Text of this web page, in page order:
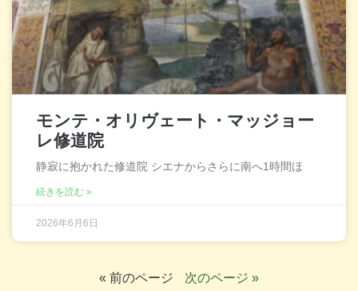
モンテ・オリヴェート・マッジョー
レ修道院
静寂に抱かれた修道院 シエナからさらに南へ1時間ほ
続きを読む »
2026年6月6日
« 前のページ 次のページ »